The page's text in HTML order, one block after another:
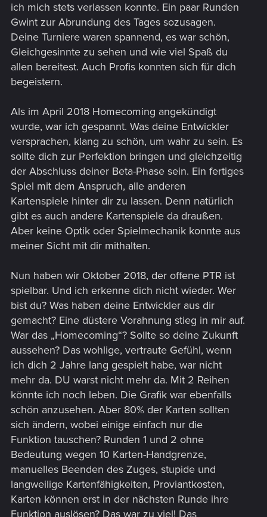
ich mich stets verlassen konnte. Ein paar Runden
Gwint zur Abrundung des Tages sozusagen.
Deine Turniere waren spannend, es war schön,
Gleichgesinnte zu sehen und wie viel Spaß du
allen bereitest. Auch Profis konnten sich für dich
begeistern.
Als im April 2018 Homecoming angekündigt
wurde, war ich gespannt. Was deine Entwickler
versprachen, klang zu schön, um wahr zu sein. Es
sollte dich zur Perfektion bringen und gleichzeitig
der Abschluss deiner Beta-Phase sein. Ein fertiges
Spiel mit dem Anspruch, alle anderen
Kartenspiele hinter dir zu lassen. Denn natürlich
gibt es auch andere Kartenspiele da draußen.
Aber keine Optik oder Spielmechanik konnte aus
meiner Sicht mit dir mithalten.
Nun haben wir Oktober 2018, der offene PTR ist
spielbar. Und ich erkenne dich nicht wieder. Wer
bist du? Was haben deine Entwickler aus dir
gemacht? Eine düstere Vorahnung stieg in mir auf.
War das „Homecoming“? Sollte so deine Zukunft
aussehen? Das wohlige, vertraute Gefühl, wenn
ich dich 2 Jahre lang gespielt habe, war nicht
mehr da. DU warst nicht mehr da. Mit 2 Reihen
könnte ich noch leben. Die Grafik war ebenfalls
schön anzusehen. Aber 80% der Karten sollten
sich ändern, wobei einige einfach nur die
Funktion tauschen? Runden 1 und 2 ohne
Bedeutung wegen 10 Karten-Handgrenze,
manuelles Beenden des Zuges, stupide und
langweilige Kartenfähigkeiten, Proviantkosten,
Karten können erst in der nächsten Runde ihre
Funktion auslösen? Das war zu viel! Das